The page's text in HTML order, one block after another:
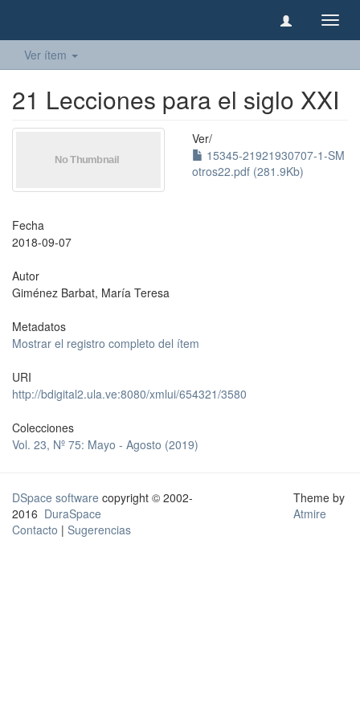
Ver ítem
21 Lecciones para el siglo XXI
Ver/
15345-21921930707-1-SM
otros22.pdf (281.9Kb)
Fecha
2018-09-07
Autor
Giménez Barbat, María Teresa
Metadatos
Mostrar el registro completo del ítem
URI
http://bdigital2.ula.ve:8080/xmlui/654321/3580
Colecciones
Vol. 23, Nº 75: Mayo - Agosto (2019)
DSpace software copyright © 2002-
2016 DuraSpace
Contacto | Sugerencias
Theme by
Atmire